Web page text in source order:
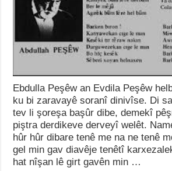
Ebdulla Peşêw an Evdila Peşêw
ku bi zaravayê soranî dinivîse. Di
tev li şoreşa başûr dibe, demekî
piştra derdikeve derveyî welêt.
hûr hûr dibare tenê me na ne tenê
gel min gav diavêje tenêtî
hat nîşan lê girt gavên min …